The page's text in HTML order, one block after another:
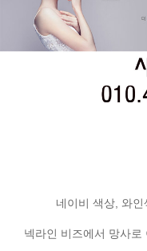
네이비 색상, 와
넥라인 비즈에서 망사